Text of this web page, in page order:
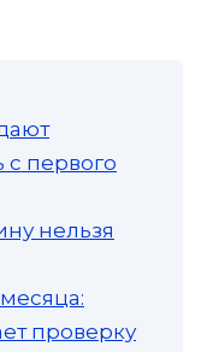
первого
нельзя
проверку